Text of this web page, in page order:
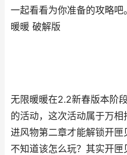
一起看看为你准备的攻略
暖暖 破解版
无限暖暖在2.2新春版本阶
的活动，这次活动属于万
进风物第二章才能解锁开匣
不知道该怎么玩？其实开